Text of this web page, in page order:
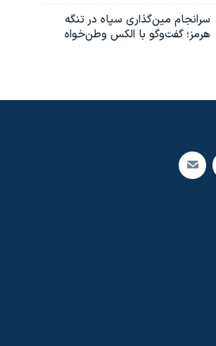
سرانجام مین‌گذاری‌ سپاه در تنگه
هرمز؛ گفت‌وگو با الکس وطن‌خواه